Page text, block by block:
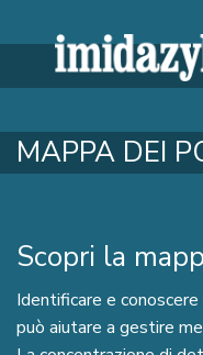
MAPPA DEI
Scopri la
Identificare e
può aiutare a gestire